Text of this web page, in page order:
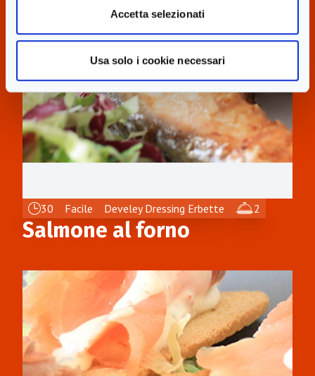
Accetta selezionati
Usa solo i cookie necessari
30 Facile Develey Dressing Erbette 2
Salmone al forno